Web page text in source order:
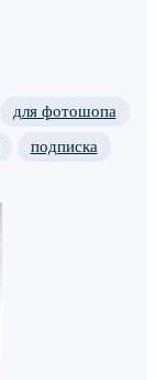
для фотошопа
подписка